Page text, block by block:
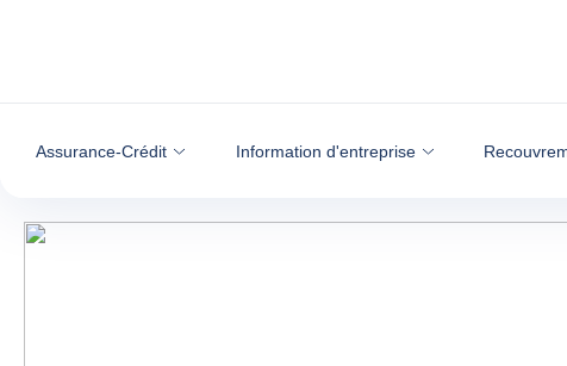
Assurance-Crédit Information d'entreprise